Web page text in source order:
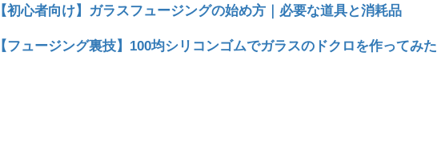
【初心者向け】ガラスフュージングの始め方｜必要な道具と消耗品
【フュージング裏技】100均シリコンゴムでガラスのドクロを作ってみた